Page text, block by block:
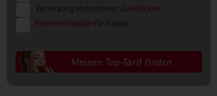
Versorgung vorhandenerZahnlücken
Kieferorthopädie für Kinder